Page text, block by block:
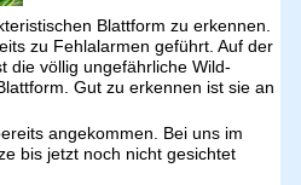
Blattform zu erkennen.
zu Fehlalarmen geführt. Auf der
die völlig ungefährliche Wild-
Gut zu erkennen ist sie an
angekommen. Bei uns im
bis jetzt noch nicht gesichtet